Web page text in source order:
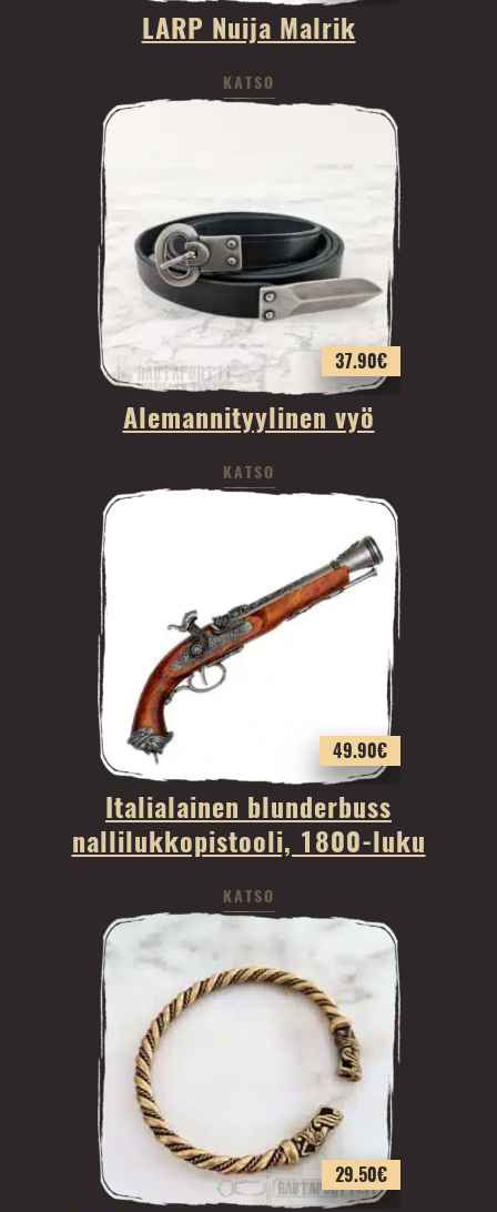
LARP Nuija Malrik
KATSO
37.90€
Alemannityylinen vyö
KATSO
49.90€
Italialainen blunderbuss
nallilukkopistooli, 1800-luku
KATSO
29.50€